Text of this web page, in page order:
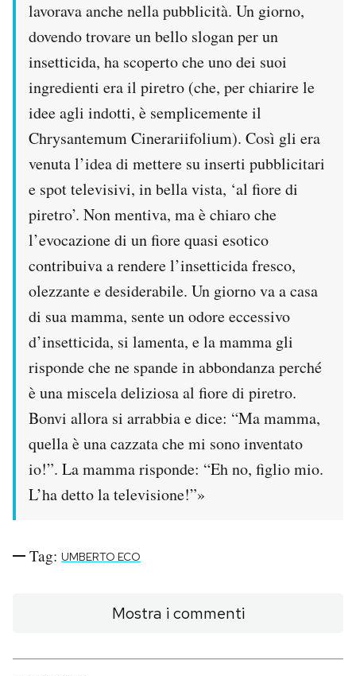
lavorava anche nella pubblicità. Un giorno,
dovendo trovare un bello slogan per un
insetticida, ha scoperto che uno dei suoi
ingredienti era il piretro (che, per chiarire le
idee agli indotti, è semplicemente il
Chrysantemum Cinerariifolium). Così gli era
venuta l’idea di mettere su inserti pubblicitari
e spot televisivi, in bella vista, ‘al fiore di
piretro’. Non mentiva, ma è chiaro che
l’evocazione di un fiore quasi esotico
contribuiva a rendere l’insetticida fresco,
olezzante e desiderabile. Un giorno va a casa
di sua mamma, sente un odore eccessivo
d’insetticida, si lamenta, e la mamma gli
risponde che ne spande in abbondanza perché
è una miscela deliziosa al fiore di piretro.
Bonvi allora si arrabbia e dice: “Ma mamma,
quella è una cazzata che mi sono inventato
io!”. La mamma risponde: “Eh no, figlio mio.
L’ha detto la televisione!”»
Tag: UMBERTO ECO
Mostra i commenti